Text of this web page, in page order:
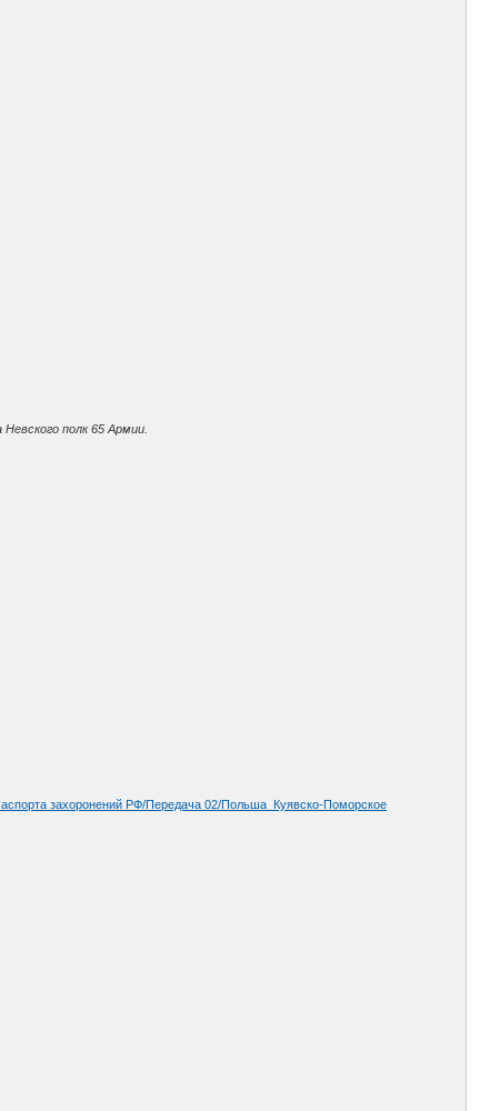
полк 65 Армии.
захоронений РФ/Передача 02/Польша_Куявско-Поморское